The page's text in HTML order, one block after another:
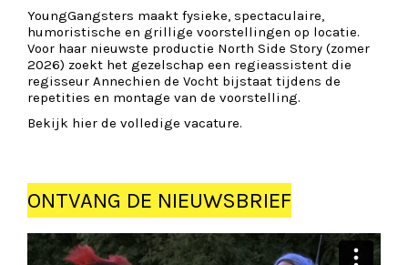
YoungGangsters maakt fysieke, spectaculaire,
humoristische en grillige voorstellingen op locatie.
Voor haar nieuwste productie North Side Story (zomer
2026) zoekt het gezelschap een regieassistent die
regisseur Annechien de Vocht bijstaat tijdens de
repetities en montage van de voorstelling.
Bekijk hier de volledige vacature.
ONTVANG DE NIEUWSBRIEF